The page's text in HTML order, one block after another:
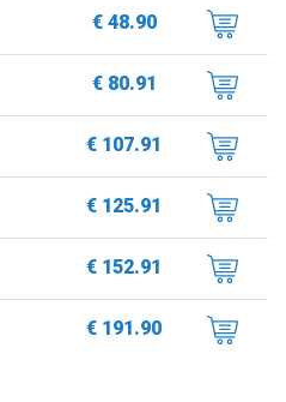
€ 48.90
€ 80.91
€ 107.91
€ 125.91
€ 152.91
€ 191.90